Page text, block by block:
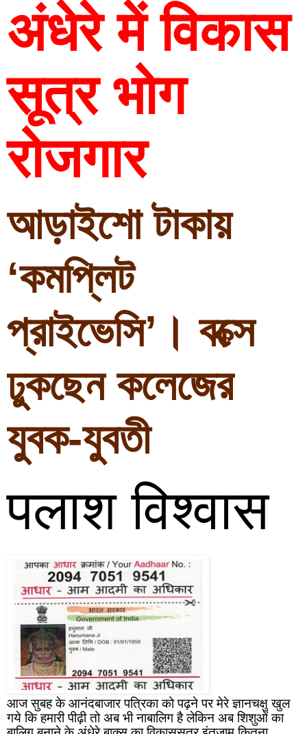
अंधेरे में विकास
सूत्र भोग
रोजगार
আড়াইশো টাকায়
‘কমপ্লিট
প্রাইভেসি’। বক্সে
ঢুকছেন কলেজের
যুবক-যুবতী
पलाश विश्वास
आज सुबह के आनंदबाजार पत्रिका को पढ़ने पर मेरे ज्ञानचक्षु खुल
गये कि हमारी पीढ़ी तो अब भी नाबालिग है लेकिन अब शिशुओं का